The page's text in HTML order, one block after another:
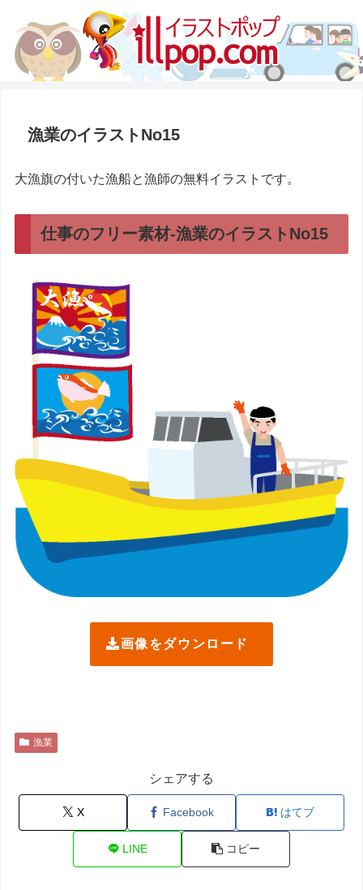
漁業のイラストNo15
大漁旗の付いた漁船と漁師の無料イラストです。
仕事のフリー素材-漁業のイラストNo15
画像をダウンロード
漁業
シェアする
X Facebook はてブ
LINE コピー